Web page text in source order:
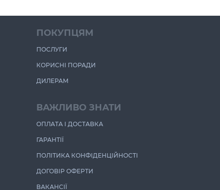
ПОКУПЦЯМ
ПОСЛУГИ
КОРИСНІ ПОРАДИ
ДИЛЕРАМ
ВАЖЛИВО ЗНАТИ
ОПЛАТА І ДОСТАВКА
ГАРАНТІЇ
ПОЛІТИКА КОНФІДЕНЦІЙНОСТІ
ДОГОВІР ОФЕРТИ
ВАКАНСІЇ